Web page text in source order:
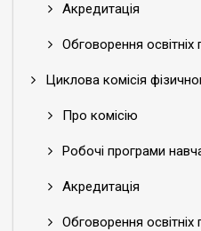
Акредитація
Обговорення освітніх
Циклова комісія
Про комісію
Робочі програми
Акредитація
Обговорення освітніх